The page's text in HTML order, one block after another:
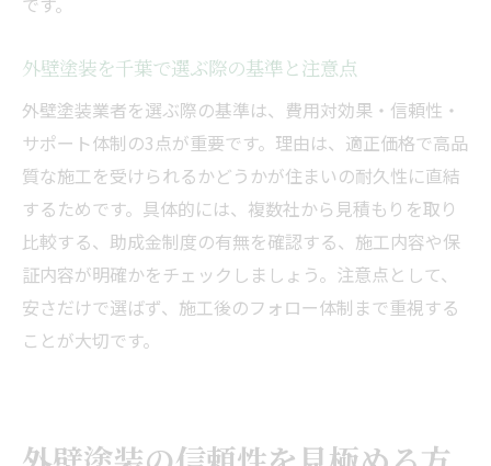
悪質業者を避ける外壁塗装見積もり時の注
外壁塗装の色選びで失敗しないポイント
外壁塗装で避けるべき色選びの注意点
千葉で人気の外壁塗装色と選び方のコツ
外壁塗装の色選びは実績と口コミで判断
ランキング上位の色選びと失敗例を解説
色選びで後悔しない外壁塗装のポイント
外壁塗装を千葉で選ぶ際の基準と注意点
外壁塗装業者を選ぶ際の基準は、費用対効果・信頼性・
サポート体制の3点が重要です。理由は、適正価格で高品
質な施工を受けられるかどうかが住まいの耐久性に直結
するためです。具体的には、複数社から見積もりを取り
比較する、助成金制度の有無を確認する、施工内容や保
証内容が明確かをチェックしましょう。注意点として、
安さだけで選ばず、施工後のフォロー体制まで重視する
ことが大切です。